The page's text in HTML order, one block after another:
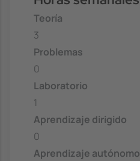
Teoría
3
Problemas
0
Laboratorio
1
Aprendizaje dirigido
0
Aprendizaje autónomo